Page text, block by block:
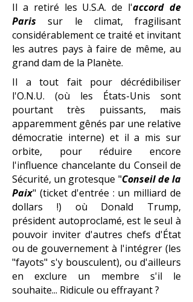
Il a retiré les U.S.A. de l'accord de
Paris sur le climat, fragilisant
considérablement ce traité et invitant
les autres pays à faire de même, au
grand dam de la Planète.
Il a tout fait pour décrédibiliser
l'O.N.U. (où les États-Unis sont
pourtant très puissants, mais
apparemment gênés par une relative
démocratie interne) et il a mis sur
orbite, pour réduire encore
l'influence chancelante du Conseil de
Sécurité, un grotesque "Conseil de la
Paix" (ticket d'entrée : un milliard de
dollars !) où Donald Trump,
président autoproclamé, est le seul à
pouvoir inviter d'autres chefs d'État
ou de gouvernement à l'intégrer (les
"fayots" s'y bousculent), ou d'ailleurs
en exclure un membre s'il le
souhaite... Ridicule ou effrayant ?